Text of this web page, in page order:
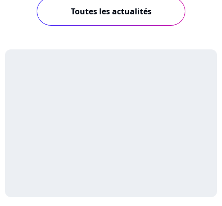
Toutes les actualités